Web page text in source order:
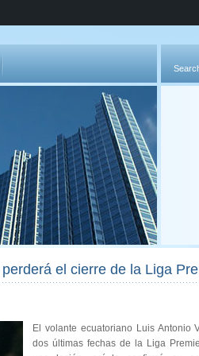
el cierre de la Liga
El volante ecuatoriano Luis Antonio
dos últimas fechas de la Liga